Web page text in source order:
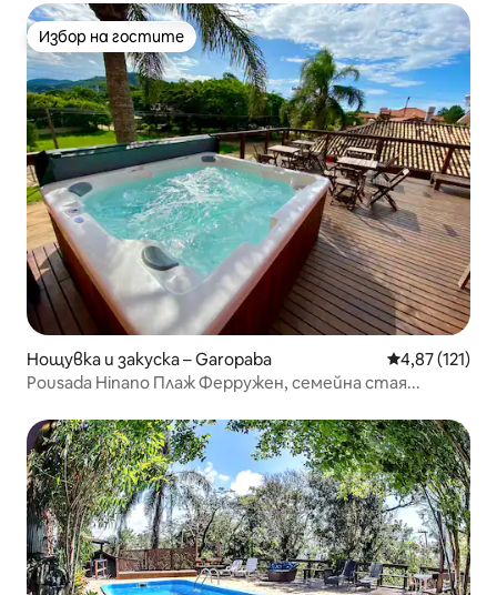
Избор на гостите
Избор на гостите
Нощувка и закуска – Garopaba Средна
4,87 (121)
Pousada Hinano Плаж Ферружен, семейна стая...